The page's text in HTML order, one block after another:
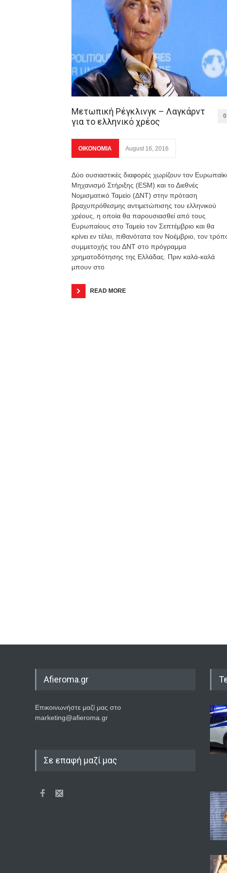
Μετωπική Ρέγκλινγκ – Λαγκάρντ
για το ελληνικό χρέος
0
ΟΙΚΟΝΟΜΙΑ August 16, 2016
Δύο ουσιαστικές διαφορές χωρίζουν τον
Μηχανισμό Στήριξης (ESM) και το Διεθνές
Νομισματικό Ταμείο (ΔΝΤ) στην πρόταση
βραχυπρόθεσμης αντιμετώπισης του ελληνικού
χρέους, η οποία θα παρουσιασθεί από τους
Ευρωπαίους στο Ταμείο τον Σεπτέμβριο και θα
κρίνει εν τέλει, πιθανότατα τον Νοέμβριο, τον
συμμετοχής του ΔΝΤ στο πρόγραμμα
χρηματοδότησης της Ελλάδας. Πριν καλά-καλά
μπουν στο
READ MORE
Afieroma.gr
Επικοινωνήστε μαζί μας στο
marketing@afieroma.gr
Σε επαφή μαζί μας